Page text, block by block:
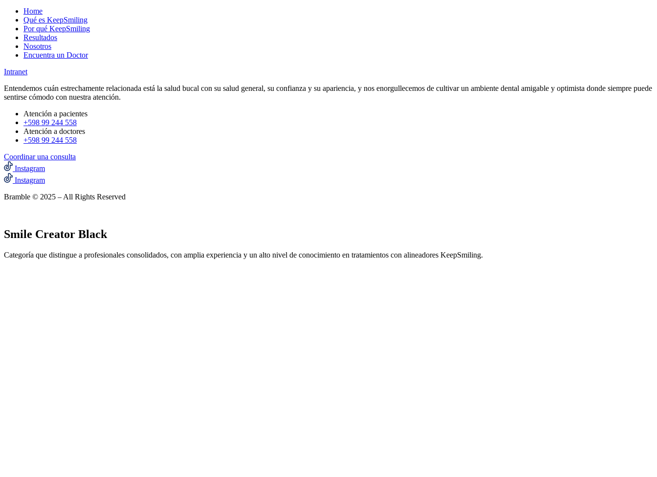
Home
Qué es KeepSmiling
Por qué KeepSmiling
Resultados
Nosotros
Encuentra un Doctor
Intranet
Entendemos cuán estrechamente relacionada está la salud bucal con su salud general, su confianza y su apariencia, y nos enorgullecemos de cultivar un ambiente dental amigable y optimista donde siempre puede
sentirse cómodo con nuestra atención.
Atención a pacientes
+598 99 244 558
Atención a doctores
+598 99 244 558‬‬
Coordinar una consulta
Instagram
Instagram
Bramble © 2025 – All Rights Reserved
Smile Creator Black
Categoría que distingue a profesionales consolidados, con amplia experiencia y un alto nivel de conocimiento en tratamientos con alineadores KeepSmiling.